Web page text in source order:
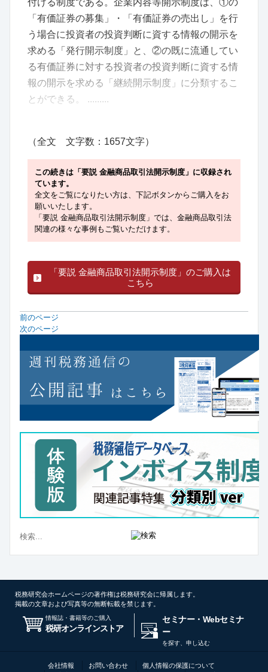
付ける制度である。企業内容等開示制度は、①の
「有価証券の募集」・「有価証券の売出し」を行
う場合に投資者の投資判断に資する情報の開示を
求める「発行開示制度」と、②の既に流通してい
る有価証券に対する投資者の投資判断に資する情
報の開示を求める「継続開示制度」に分類するこ
とができる。 .........
（全文 文字数：1657文字）
この続きは「要説 金融商品取引法開示制度」に収録され
ています。
全文をご覧になりたい方は、下記ボタンからご購入をお
願いいたします。
「要説 金融商品取引法開示制度」では、金融商品取引法
関連の様々な事例もご覧いただけます。
「要説 金融商品取引法開示制度」のご購入は
こちら
前のページ
次のページ
税務研究会ホームページの著作権は税務研究会に帰属します。
掲載の文章および写真等の無断転載を禁じます。
情報誌・書籍等のご購入
税研オンラインストア
セミナー・Webセミナ
ー
を探す、申し込む
会社情報 お問い合わせ
個人情報の保護について